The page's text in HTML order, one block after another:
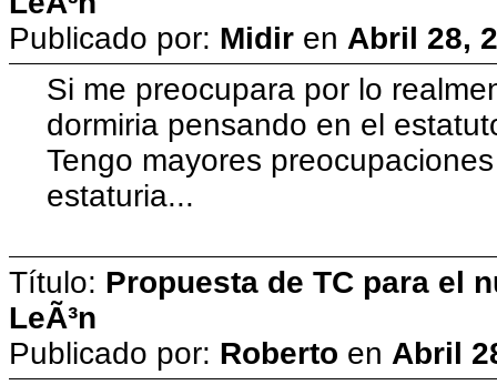
Publicado por: Midir en Abril 28,
Si me preocupara por lo
dormiria pensando en el
Tengo mayores
estaturia...
Título: Propuesta de TC para el
LeÃ³n
Publicado por: Roberto en Abril